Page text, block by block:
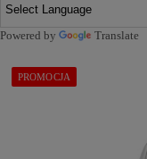
Powered by Translate
PROMOCJA